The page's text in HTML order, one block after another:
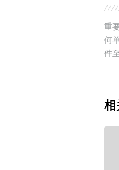
重
何
件
相